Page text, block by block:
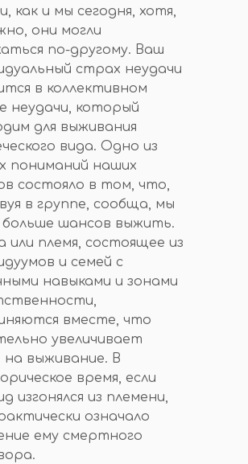
как и мы сегодня, хотя,
они могли
по-другому. Ваш
страх неудачи
в коллективном
неудачи, который
для выживания
вида. Одно из
пониманий наших
состояло в том, что,
в группе, сообща, мы
шансов выжить.
или племя, состоящее из
и семей с
навыками и зонами
вместе, что
увеличивает
выживание. В
время, если
изгонялся из племени,
означало
ему смертного